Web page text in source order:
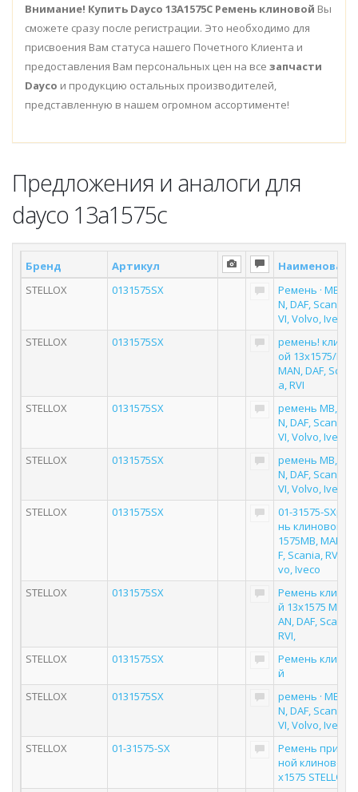
Внимание! Купить Dayco 13A1575C Ремень клиновой Вы
сможете сразу после регистрации. Это необходимо для
присвоения Вам статуса нашего Почетного Клиента и
предоставления Вам персональных цен на все запчасти
Dayco и продукцию остальных производителей,
представленную в нашем огромном ассортименте!
Предложения и аналоги для
dayco 13a1575c
Бренд Артикул
STELLOX
0131575SX
Ремень · MB,
N, DAF, Scania, R
VI, Volvo, Iveco
STELLOX
0131575SX
ремень! клинов
ой 13x1575/MB,
MAN, DAF, Scani
a, RVI
STELLOX
0131575SX
ремень MB, MA
N, DAF, Scania, R
VI, Volvo, Iveco
STELLOX
0131575SX
ремень MB, MA
N, DAF, Scania, R
VI, Volvo, Iveco
STELLOX
0131575SX
01-31575-
нь клиновой
1575MB, MAN,
F, Scania, RVI,
vo, Iveco
STELLOX
0131575SX
Ремень
й 13x1575 MB, M
AN, DAF, Scania,
RVI,
STELLOX
0131575SX
Ремень
й
STELLOX
0131575SX
ремень · MB,
N, DAF, Scania, R
VI, Volvo, Iveco
STELLOX
01-31575-SX
Ремень привод
ной клиновой
х1575 STELLOX